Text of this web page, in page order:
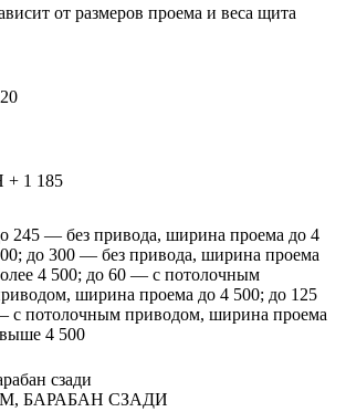
от размеров проема и веса щита
+ 1 185
245 — без привода, ширина проема до 4
до 300 — без привода, ширина проема
4 500; до 60 — с потолочным
ширина проема до 4 500; до 125
с потолочным приводом, ширина проема
4 500
сзади
БАРАБАН СЗАДИ